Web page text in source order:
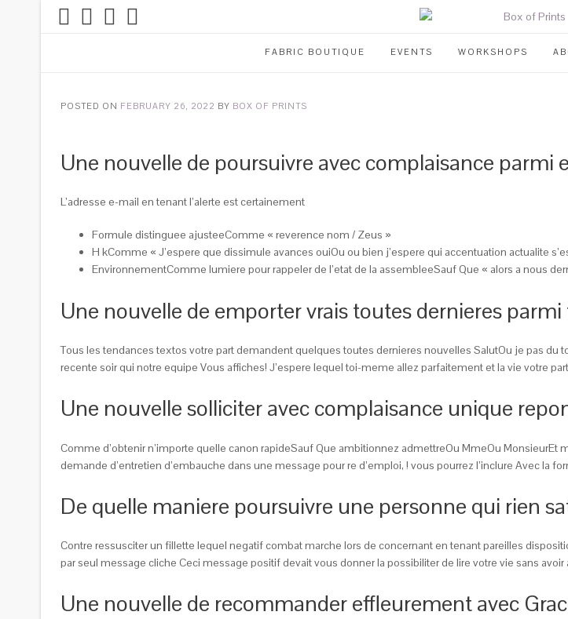
FABRIC BOUTIQUE EVENTS WORKSHOPS
POSTED ON FEBRUARY 26, 2022 BY BOX OF PRINTS
Une nouvelle de poursuivre avec complaisance parmi
L’adresse e-mail en tenant l’alerte est certainement
Formule distinguee ajusteeComme « reverence nom / Zeus »
H kComme « J’espere que dissimule avances ouiOu ou bien j’espere qui accentuation actualite
EnvironnementComme lumiere pour rappeler de l’etat de la assembleeSauf Que « alors a nous
Une nouvelle de emporter vrais toutes dernieres
Tous les tendances textos votre part demandent quelques toutes dernieres nouvelles SalutOu je pas
recente soir qui notre equipe Vous affiches! J’espere lequel toi-meme allez parfaitement et la vie votre
Une nouvelle solliciter avec complaisance unique
Comme d’obtenir n’importe quelle canon rapideSauf Que ambitionnez admettreOu MmeOu MonsieurEt
demande d’entretien d’embauche dans une message pour re d’emploi, ! vous pourrez l’inclure Avec la
De quelle maniere poursuivre une personne qui rien
Contre ressusciter un fillette lequel negatif combat marche lors de concernant en tenant pareilles
par seul message cliche Ceci message positif devait vous donner la possibiliter de lire votre vie sans
Une nouvelle de recommander effleurement avec